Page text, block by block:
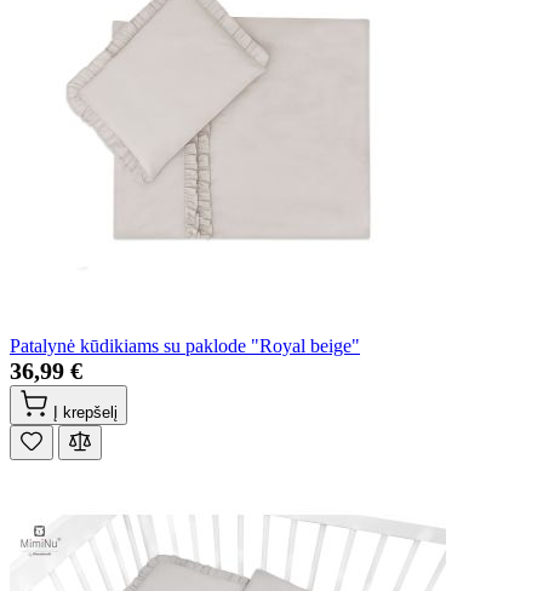
Patalynė kūdikiams su paklode "Royal beige"
36,99 €
Į krepšelį